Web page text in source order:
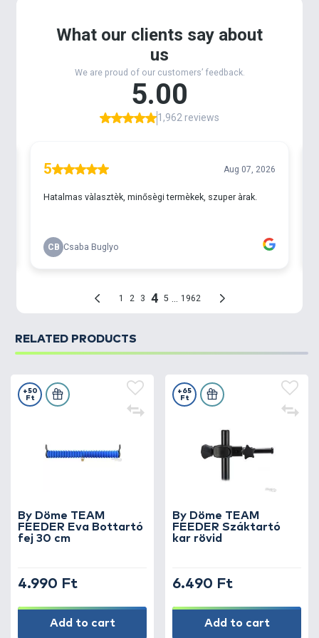
RELATED PRODUCTS
By Döme TEAM
FEEDER Eva Bottartó
fej 30 cm
+50
Ft
4.990 Ft
Add to cart
By Döme TEAM
FEEDER Száktartó
kar rövid
+65
Ft
6.490 Ft
Add to cart